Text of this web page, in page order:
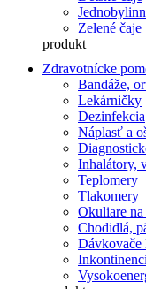
Zelené čaje
produkt
Zdravotnícke
Bandáže,
Lekárničky
Dezinfekcia
Náplasť a
Inhalátory,
Teplomery
Tlakomery
Okuliare
Chodidlá,
Dávkovače